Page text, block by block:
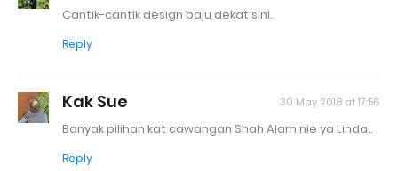
Cantik-cantik design baju dekat sini.
Reply
Kak Sue 30 May 2018 at 17:56
Banyak pilihan kat cawangan Shah Alam nie ya Linda..
Reply